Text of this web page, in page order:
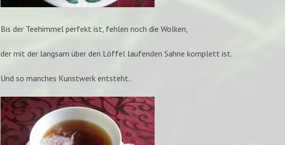
Bis der Teehimmel perfekt ist, fehlen noch die Wolken,
der mit der langsam über den Löffel laufenden Sahne komplett ist.
Und so manches Kunstwerk entsteht..